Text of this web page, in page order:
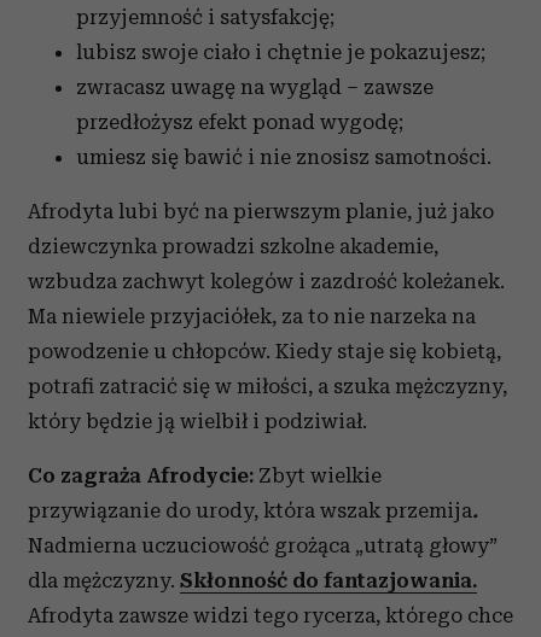
przyjemność i satysfakcję;
lubisz swoje ciało i chętnie je pokazujesz;
zwracasz uwagę na wygląd – zawsze
przedłożysz efekt ponad wygodę;
umiesz się bawić i nie znosisz samotności.
Afrodyta lubi być na pierwszym planie, już jako
dziewczynka prowadzi szkolne akademie,
wzbudza zachwyt kolegów i zazdrość koleżanek.
Ma niewiele przyjaciółek, za to nie narzeka na
powodzenie u chłopców. Kiedy staje się kobietą,
potrafi zatracić się w miłości, a szuka mężczyzny,
który będzie ją wielbił i podziwiał.
Co zagraża Afrodycie: Zbyt wielkie
przywiązanie do urody, która wszak przemija.
Nadmierna uczuciowość grożąca „utratą głowy”
dla mężczyzny. Skłonność do fantazjowania.
Afrodyta zawsze widzi tego rycerza, którego chce